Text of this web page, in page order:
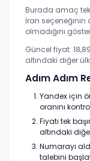
Burada amaç
İran seçeneğinin
olmadığını
Güncel fiyat:
altındaki diğer
Adım Adım
Yandex için
oranını
Fiyatı tek
altındaki
Numarayı
talebini